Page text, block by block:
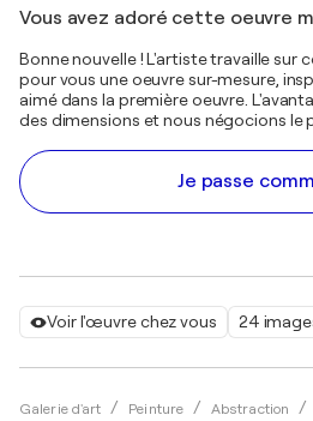
Voir l'œuvre chez vous 24
Galerie d'art Peinture Abstraction
Vous avez adoré cette oeuvre
Bonne nouvelle ! L'artiste travaille sur
pour vous une oeuvre sur-mesure,
aimé dans la première oeuvre.
des dimensions et nous négocions le
Je passe